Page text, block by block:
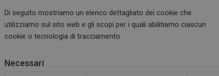
Di seguito mostriamo un elenco dettagliato dei cookie che
utilizziamo sul sito web e gli scopi per i quali abilitiamo ciascun
cookie o tecnologia di tracciamento.
Necessari